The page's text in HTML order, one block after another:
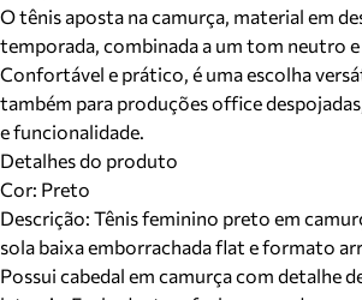
O tênis aposta na camurça, material em
temporada, combinada a um tom neutro e
Confortável e prático, é uma escolha
também para produções office
e funcionalidade.
Detalhes do produto
Cor: Preto
Descrição: Tênis feminino preto em
sola baixa emborrachada flat e formato
Possui cabedal em camurça com detalhe